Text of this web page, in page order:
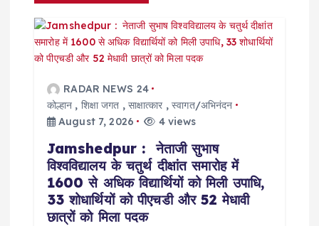
g
RADAR NEWS 24
कोल्हान , शिक्षा जगत , साक्षात्कार ,स्वागत/अभिनंदन
August 7, 2026
4 views
Jamshedpur : नेताजी सुभाष
विश्वविद्यालय के चतुर्थ दीक्षांत समारोह में
1600 से अधिक विद्यार्थियों को मिली उपाधि,
33 शोधार्थियों को पीएचडी और 52 मेधावी
छात्रों को मिला पदक